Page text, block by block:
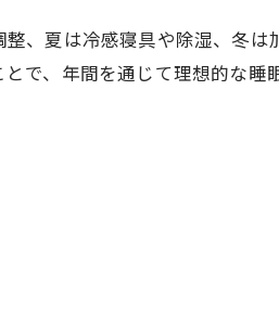
、夏は冷感寝具や除湿、冬は
で、年間を通じて理想的な睡